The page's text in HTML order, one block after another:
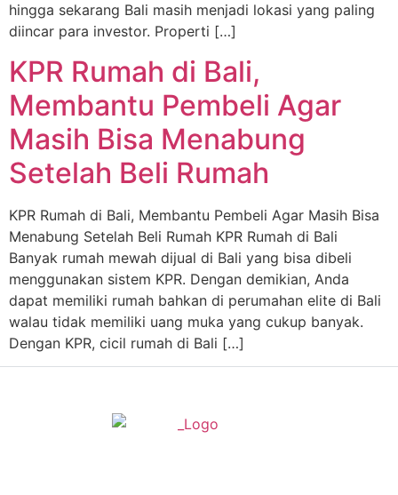
hingga sekarang Bali masih menjadi lokasi yang paling
diincar para investor. Properti […]
KPR Rumah di Bali,
Membantu Pembeli Agar
Masih Bisa Menabung
Setelah Beli Rumah
KPR Rumah di Bali, Membantu Pembeli Agar Masih Bisa
Menabung Setelah Beli Rumah KPR Rumah di Bali
Banyak rumah mewah dijual di Bali yang bisa dibeli
menggunakan sistem KPR. Dengan demikian, Anda
dapat memiliki rumah bahkan di perumahan elite di Bali
walau tidak memiliki uang muka yang cukup banyak.
Dengan KPR, cicil rumah di Bali […]